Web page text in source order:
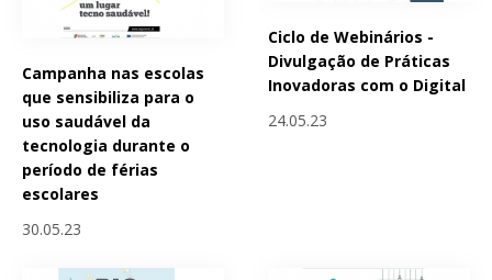
Campanha nas escolas
que sensibiliza para o
uso saudável da
tecnologia durante o
período de férias
escolares
30.05.23
Ciclo de Webinários -
Divulgação de Práticas
Inovadoras com o Digital
24.05.23